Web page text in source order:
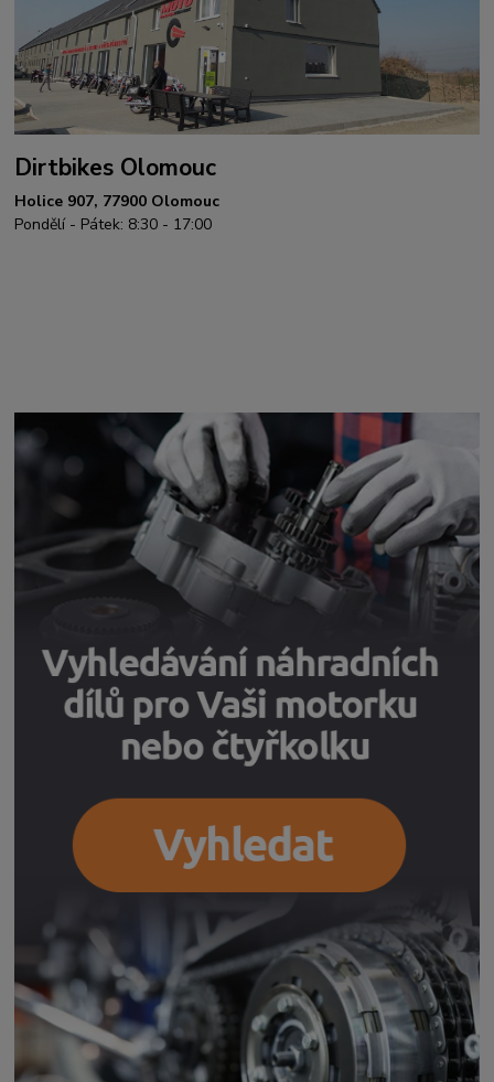
Dirtbikes Olomouc
Holice 907, 77900 Olomouc
Pondělí - Pátek: 8:30 - 17:00